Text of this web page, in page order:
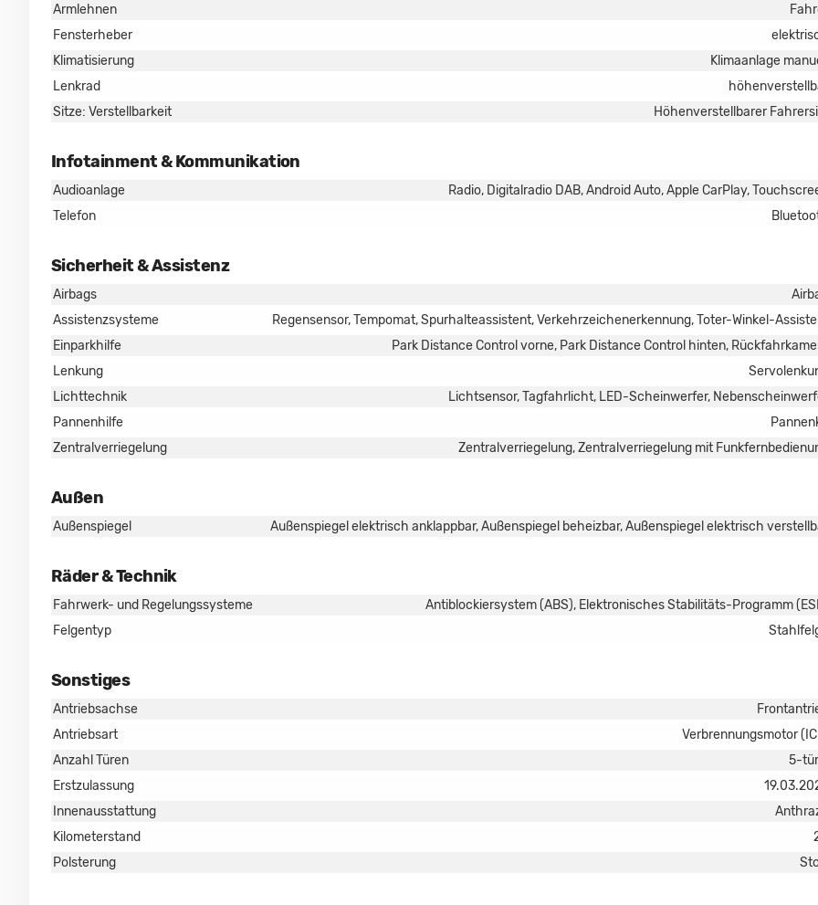
Armlehnen
Fensterheber
Klimatisierung
Klimaanlage
Lenkrad
Sitze: Verstellbarkeit
Höhenverstellbarer
Infotainment & Kommunikation
Audioanlage
Radio, Digitalradio DAB, Android Auto, Apple CarPlay,
Telefon
Sicherheit & Assistenz
Airbags
Assistenzsysteme
Regensensor, Tempomat, Spurhalteassistent, Verkehrzeichenerkennung, Toter-Winkel-
Einparkhilfe
Park Distance Control vorne, Park Distance Control hinten,
Lenkung
Lichttechnik
Lichtsensor, Tagfahrlicht, LED-Scheinwerfer,
Pannenhilfe
Zentralverriegelung
Zentralverriegelung, Zentralverriegelung mit
Außen
Außenspiegel Außenspiegel elektrisch anklappbar, Außenspiegel beheizbar, Außenspiegel elektrisch
Räder & Technik
Fahrwerk- und Regelungssysteme
Antiblockiersystem (ABS), Elektronisches Stabilitäts-Programm
Felgentyp
Sonstiges
Antriebsachse
Antriebsart
Verbrennungsmotor
Anzahl Türen
5-
Erstzulassung
Innenausstattung
Kilometerstand
Polsterung